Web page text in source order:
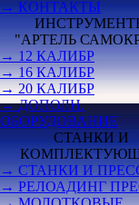
→ КОНТАКТЫ
"АРТЕЛЬ
→ 12 КАЛИБР
→ 16 КАЛИБР
→ 20 КАЛИБР
→ ДОПОЛН.
ОБОРУДОВАНИЕ
СТАНКИ И
→ СТАНКИ И
→ РЕЛОАДИНГ